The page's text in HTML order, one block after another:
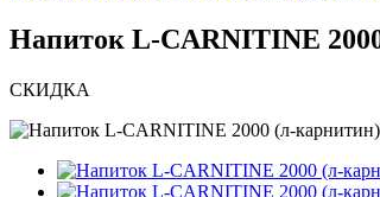
Напиток L-CARNITINE
СКИДКА